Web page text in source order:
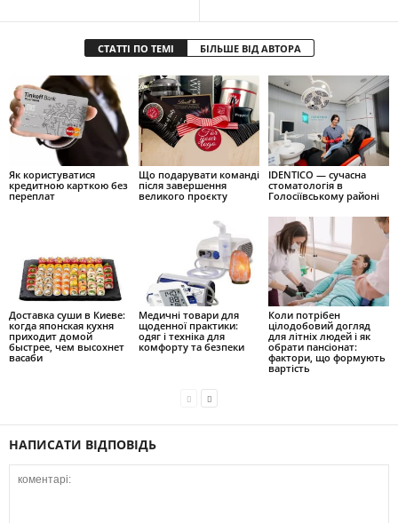
СТАТТІ ПО ТЕМІ БІЛЬШЕ ВІД АВТОРА
Як користуватися
кредитною карткою без
переплат
Що подарувати команді
після завершення
великого проєкту
IDENTICO — сучасна
стоматологія в
Голосіївському районі
Доставка суши в Киеве:
когда японская кухня
приходит домой
быстрее, чем высохнет
васаби
Медичні товари для
щоденної практики:
одяг і техніка для
комфорту та безпеки
Коли потрібен
цілодобовий догляд
для літніх людей і як
обрати пансіонат:
фактори, що формують
вартість
НАПИСАТИ ВІДПОВІДЬ